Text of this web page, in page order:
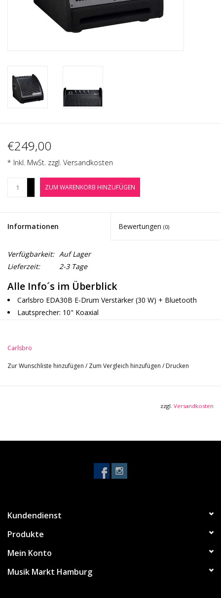
PA-Anlage
Star-Club Merch
Noten-Zubehör
Jobbörse
€249,00
* Inkl. MwSt. zzgl. Versandkosten
ZUM WARENKORB HINZUFÜGEN
Informationen Bewertungen (0)
Verfügbarkeit: Auf Lager
Lieferzeit:
2-3 Tage
Alle Info´s im Überblick
Carlsbro EDA30B E-Drum Verstärker (30 W) + Bluetooth
Lautsprecher: 10" Koaxial
(Line)
Ausgang: Symmetrische XLR, 3,5 mm Klinke (Kopfhörer)
Carlsbro
Zur Wunschliste hinzufügen / Zum Vergleich hinzufügen / Drucken
zzgl. Versandkosten
Kundendienst
Produkte
Mein Konto
Musik Markt Hamburg